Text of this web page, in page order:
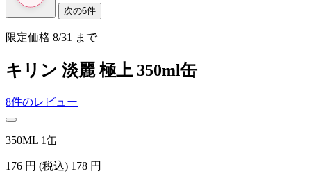
次の6件
限定価格 8/31 まで
キリン 淡麗 極上 350ml缶
8件のレビュー
350ML 1缶
176 円 (税込) 178 円